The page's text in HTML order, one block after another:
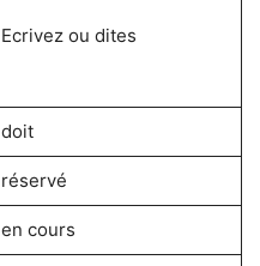
Ecrivez ou dites
doit
réservé
en cours